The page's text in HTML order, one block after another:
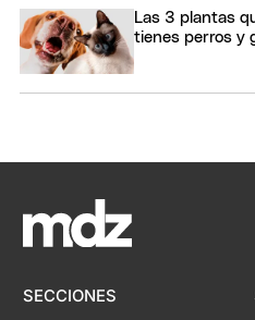
Las 3 plantas
tienes perros y
SECCIONES